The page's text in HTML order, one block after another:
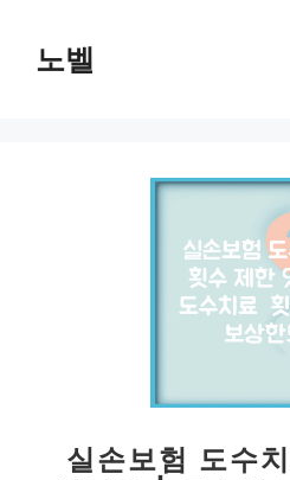
노벨
실손보험 도수